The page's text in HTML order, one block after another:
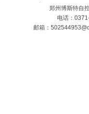
郑州博斯特自
电话：
邮箱：